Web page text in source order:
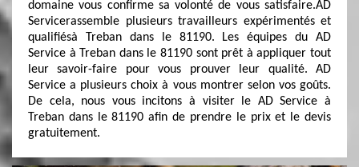
domaine vous confirme sa volonté de vous satisfaire.AD
Servicerassemble plusieurs travailleurs expérimentés et
qualifiésà Treban dans le 81190. Les équipes du AD
Service à Treban dans le 81190 sont prêt à appliquer tout
leur savoir-faire pour vous prouver leur qualité. AD
Service a plusieurs choix à vous montrer selon vos goûts.
De cela, nous vous incitons à visiter le AD Service à
Treban dans le 81190 afin de prendre le prix et le devis
gratuitement.